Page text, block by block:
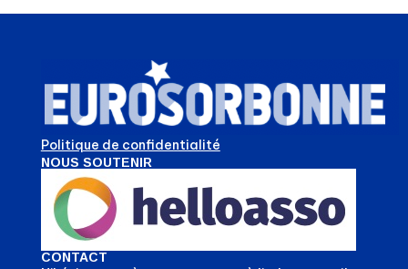
Politique de confidentialité
NOUS SOUTENIR
CONTACT